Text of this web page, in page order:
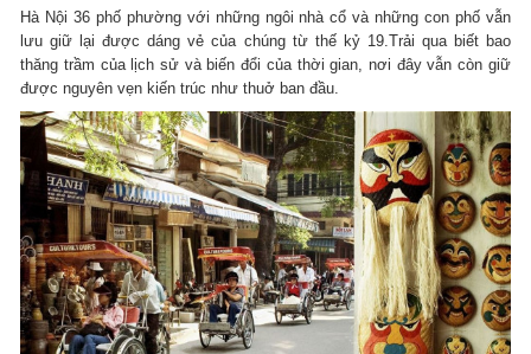
Hà Nội 36 phố phường với những ngôi nhà cổ và những con phố vẫn
lưu giữ lại được dáng vẻ của chúng từ thế kỷ 19.Trải qua biết bao
thăng trầm của lịch sử và biến đổi của thời gian, nơi đây vẫn còn giữ
được nguyên vẹn kiến trúc như thuở ban đầu.